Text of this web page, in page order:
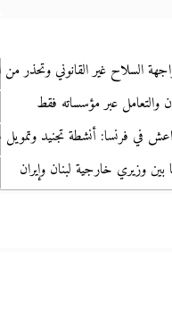
السلاح غير القانوني وتحذر من
والتعامل عبر مؤسساته فقط
داعش في فرنسا: أنشطة تجنيد
وزيري خارجية لبنان وإيران